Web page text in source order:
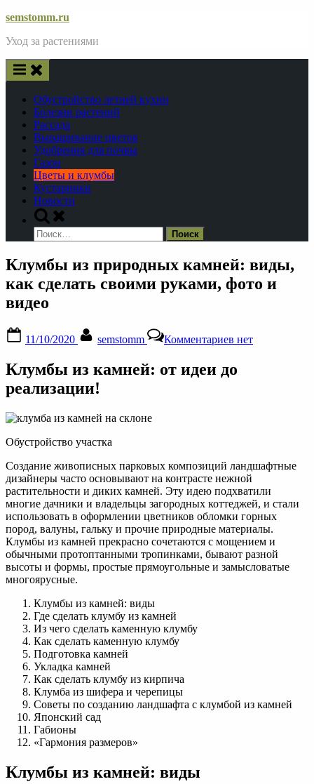
Skip
content
semstomm.ru
Уход за растениями
Обустройство летней кухни
Болезни растений
Рассада
Выращивание цветов
Удобрения для почвы
Газон
Цветы и клумбы
Кустарники
Новости
Toggle
search
form
Найти:
Клумбы из природных камней: виды,
как сделать своими руками, фото и
видео
on
11/10/2020 semstomm Комментариевзаписи
из
фото
и
видео
нет
Клумбы из камней: от идеи до
реализации!
Обустройство участка
Создание живописных парковых композиций ландшафтные
дизайнеры часто основывают на контрасте нежной
растительности и диких камней. Эту идею подхватили
многие дачники и владельцы загородных коттеджей, и стали
использовать в оформлении цветников обломки горных
пород, валуны, гальку и прочие природные материалы.
Клумбы из камней прекрасно сочетаются с мощением и
обычными протоптанными тропинками, бывают разной
высоты и формы, простые прямоугольные и замысловатые
многоярусные.
Клумбы из камней: виды
Где сделать клумбу из камней
Из чего сделать каменную клумбу
Как сделать каменную клумбу
Подготовка камней
Укладка камней
Как сделать клумбу из кирпича
Клумба из шифера и черепицы
Советы по созданию ландшафта с клумбой из камней
Японский сад
Габионы
«Гармония размеров»
Клумбы из камней: виды